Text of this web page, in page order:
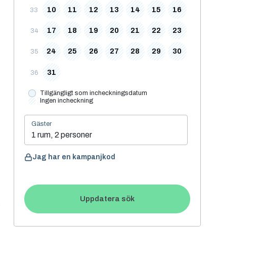
33 10 11 12 13 14 15 16
34 17 18 19 20 21 22 23
35 24 25 26 27 28 29 30
36 31
Tillgängligt som incheckningsdatum
Ingen incheckning
Gäster
1 rum, 2 personer
Jag har en kampanjkod
Uppdatera sök